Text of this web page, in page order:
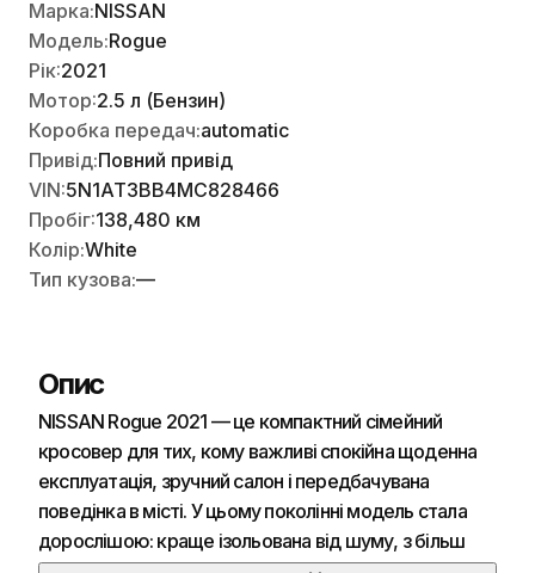
Марка:NISSAN
Модель:Rogue
Рік:2021
Мотор:2.5 л (Бензин)
Коробка передач:automatic
Привід:Повний привід
VIN:5N1AT3BB4MC828466
Пробіг:138,480 км
Колір:White
Тип кузова:—
Опис
NISSAN Rogue 2021 — це компактний сімейний
кросовер для тих, кому важливі спокійна щоденна
експлуатація, зручний салон і передбачувана
поведінка в місті. У цьому поколінні модель стала
дорослішою: краще ізольована від шуму, з більш